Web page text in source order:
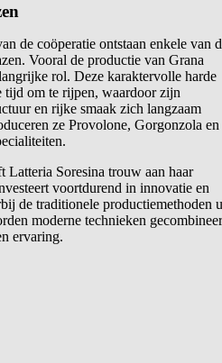
de coöperatie ontstaan enkele van
Vooral de productie van Grana
rol. Deze karaktervolle harde
tijd om te rijpen, waardoor zijn
en rijke smaak zich langzaam
ze Provolone, Gorgonzola en
Latteria Soresina trouw aan haar
voortdurend in innovatie en
de traditionele productiemethoden
moderne technieken
ervaring.